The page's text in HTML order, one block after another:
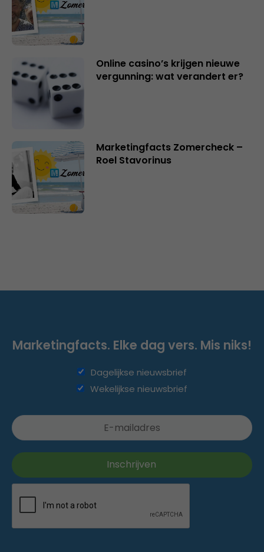
Online casino’s krijgen nieuwe
vergunning: wat verandert er?
Marketingfacts Zomercheck –
Roel Stavorinus
Marketingfacts. Elke dag vers. Mis niks!
Dagelijkse nieuwsbrief
Wekelijkse nieuwsbrief